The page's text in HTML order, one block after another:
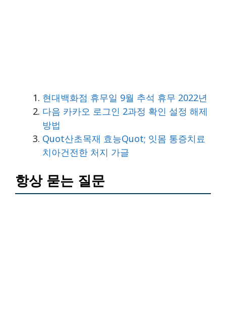
현대백화점 휴무일 9월 추석 휴무 2022년
다음 카카오 로그인 2과정 확인 설정 해제
방법
Quot산초목재 효능quot; 잇몸 통증치료
치아건전한 처지 가글
항상 묻는 질문